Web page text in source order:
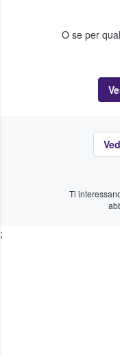
O se per
Ti
;